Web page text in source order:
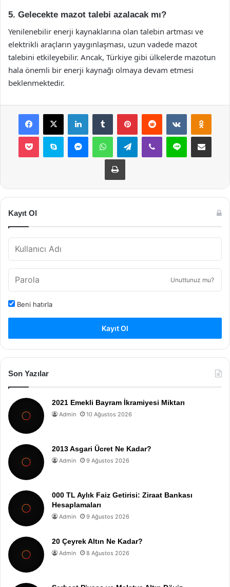
5. Gelecekte mazot talebi azalacak mı?
Yenilenebilir enerji kaynaklarına olan talebin artması ve
elektrikli araçların yaygınlaşması, uzun vadede mazot
talebini etkileyebilir. Ancak, Türkiye gibi ülkelerde mazotun
hala önemli bir enerji kaynağı olmaya devam etmesi
beklenmektedir.
Facebook
X LinkedInTumblr PinterestReddit VKontakte
Pocket Skype MessengerWhatsAppTelegramViber Line E-Posta ile
Yazdır
Kayıt Ol
Unuttunuz mu?
Beni hatırla
Kayıt Ol
Son Yazılar
2021 Emekli Bayram İkramiyesi Miktarı
Admin 10 Ağustos 2026
2013 Asgari Ücret Ne Kadar?
Admin 9 Ağustos 2026
000 TL Aylık Faiz Getirisi: Ziraat Bankası
Hesaplamaları
Admin 9 Ağustos 2026
20 Çeyrek Altın Ne Kadar?
Admin 8 Ağustos 2026